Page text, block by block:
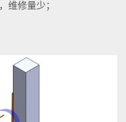
维修量少；